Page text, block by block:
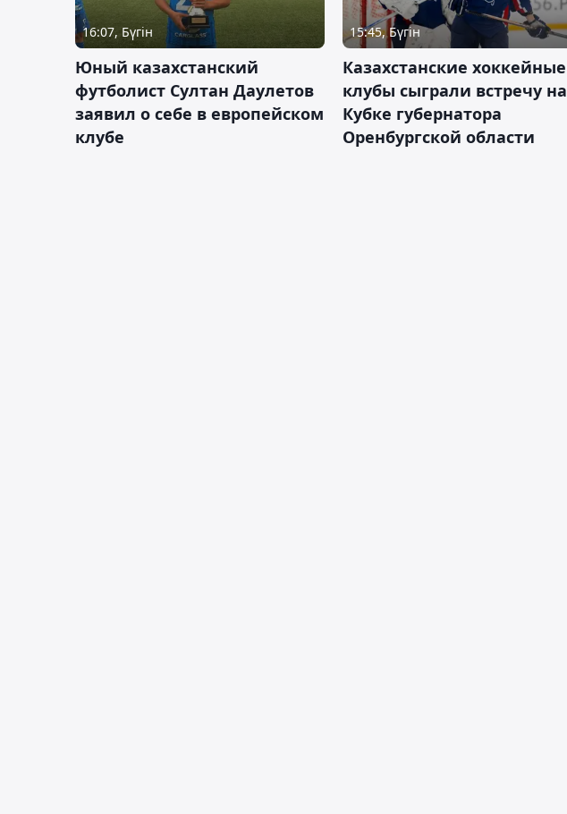
16:07, Бүгін
Юный казахстанский
футболист Султан Даулетов
заявил о себе в европейском
клубе
15:45, Бүгін
Казахстанские хоккейные
клубы сыграли встречу на
Кубке губернатора
Оренбургской области